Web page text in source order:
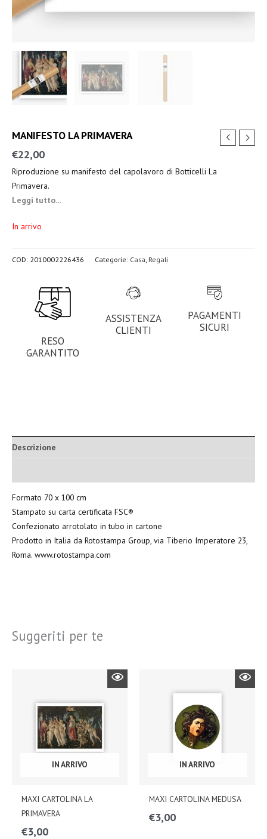
MANIFESTO LA PRIMAVERA
€22,00
Riproduzione su manifesto del capolavoro di Botticelli La
Primavera.
Leggi tutto...
In arrivo
COD: 2010002226436 Categorie: Casa, Regali
RESO
GARANTITO
ASSISTENZA
CLIENTI
PAGAMENTI
SICURI
Descrizione
Formato 70 x 100 cm
Stampato su carta certificata FSC®
Confezionato arrotolato in tubo in cartone
Prodotto in Italia da Rotostampa Group, via Tiberio Imperatore 23,
Roma. www.rotostampa.com
Suggeriti per te
IN ARRIVO
MAXI CARTOLINA LA
PRIMAVERA
€3,00
IN ARRIVO
MAXI CARTOLINA MEDUSA
€3,00